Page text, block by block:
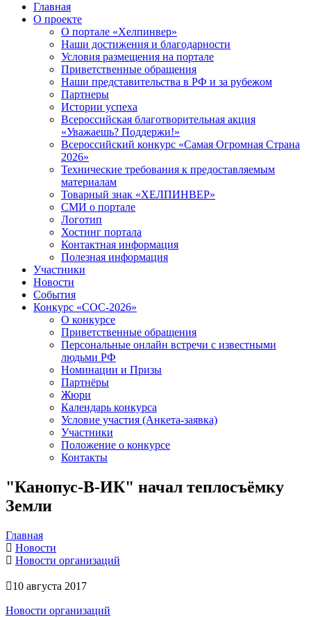
Главная
О проекте
О портале «Хелпинвер»
Наши достижения и благодарности
Условия размещения на портале
Приветственные обращения
Наши представительства в РФ и за рубежом
Партнеры
Истории успеха
Всероссийская благотворительная акция
«Уважаешь? Поддержи!»
Всероссийский конкурс «Самая Огромная Страна
2026»
Технические требования к предоставляемым
материалам
Товарный знак «ХЕЛПИНВЕР»
СМИ о портале
Логотип
Хостинг портала
Контактная информация
Полезная информация
Участники
Новости
События
Конкурс «СОС-2026»
О конкурсе
Приветственные обращения
Персональные онлайн встречи с известными
людьми РФ
Номинации и Призы
Партнёры
Жюри
Календарь конкурса
Условие участия (Анкета-заявка)
Участники
Положение о конкурсе
Контакты
"Канопус-В-ИК" начал теплосъёмку
Земли
Главная
Новости
Новости организаций
10 августа 2017
Новости организаций